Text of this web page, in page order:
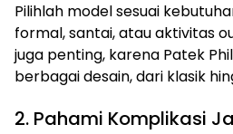
Pilihlah model sesuai
formal, santai, atau aktivitas
juga penting, karena Patek
berbagai desain, dari klasik
2. Pahami Komplikasi